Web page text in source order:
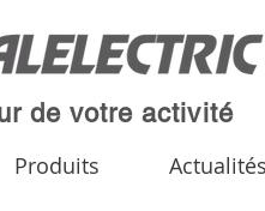
de votre activité
Produits Actualités